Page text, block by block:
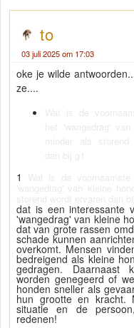
to
03 juli 2025 om 17:03
oke je wilde
ze....
1
dat is een interessante
'wangedrag' van kleine
dat van grote rassen
schade kunnen
overkomt. Mensen
bedreigend als kleine
gedragen. Daarnaast
worden genegeerd of
honden sneller als
hun grootte en kracht.
situatie en de
redenen!